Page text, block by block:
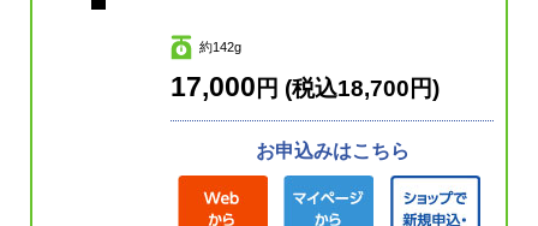
約142g
17,000 円 (税込18,700円)
お申込みはこちら